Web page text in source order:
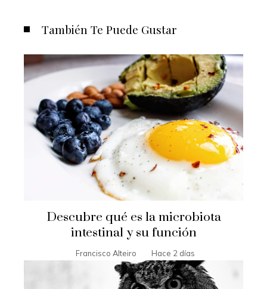
También Te Puede Gustar
Descubre qué es la microbiota
intestinal y su función
Francisco Alteiro Hace 2 días